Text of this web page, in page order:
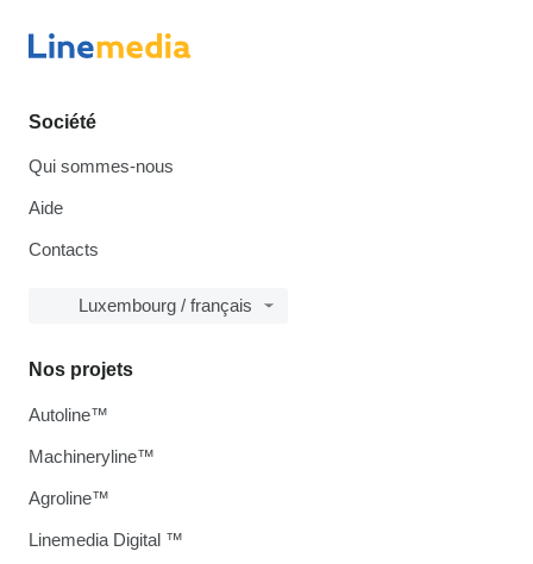
Société
Qui sommes-nous
Aide
Contacts
Luxembourg / français
Nos projets
Autoline™
Machineryline™
Agroline™
Linemedia Digital ™